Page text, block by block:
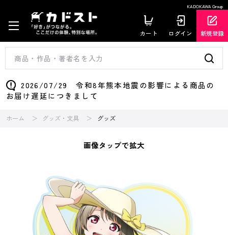
KADOKAWA Group
カート ログイン 新規登録
2026/07/29 令和8年熊本地震の影響による商品の
お届け遅延につきまして
ホーム グッズ・文具 グッズ
画像タップで拡大